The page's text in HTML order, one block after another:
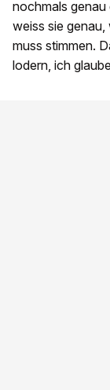
nochmals genau
weiss sie genau,
muss stimmen.
lodern, ich